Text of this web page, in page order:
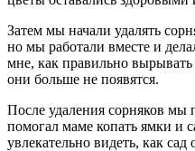
Затем мы начали удалять
но мы работали вместе и
мне, как правильно
они больше не появятся.
После удаления сорняков
помогал маме копать ямки и
увлекательно видеть, как